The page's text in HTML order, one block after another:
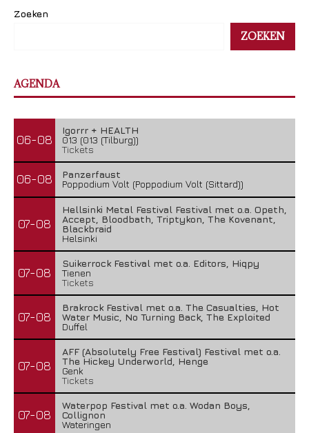
Zoeken
ZOEKEN
AGENDA
06-08
Igorrr + HEALTH
013 (013 (Tilburg))
Tickets
06-08
Panzerfaust
Poppodium Volt (Poppodium Volt (Sittard))
07-08
Hellsinki Metal Festival Festival met o.a. Opeth,
Accept, Bloodbath, Triptykon, The Kovenant,
Blackbraid
Helsinki
07-08
Suikerrock Festival met o.a. Editors, Hiqpy
Tienen
Tickets
07-08
Brakrock Festival met o.a. The Casualties, Hot
Water Music, No Turning Back, The Exploited
Duffel
07-08
AFF (Absolutely Free Festival) Festival met o.a.
The Hickey Underworld, Henge
Genk
Tickets
07-08
Waterpop Festival met o.a. Wodan Boys,
Collignon
Wateringen